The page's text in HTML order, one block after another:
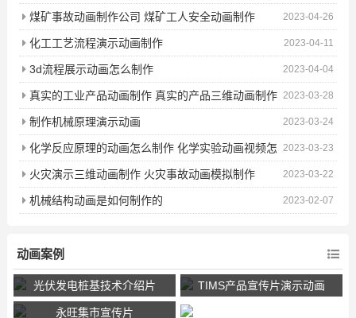
2023-04-26
煤矿事故动画制作公司 煤矿工人安全动画制作
2023-04-11
化工工艺流程演示动画制作
2023-04-04
3d流程展示动画怎么制作
2023-03-28
真实的工业产品动画制作 真实的产品三维动画制作
2023-03-24
制作机械原理演示动画
2023-03-23
化学反应原理的动画怎么制作 化学实验动画视频怎
么制作
2023-03-22
火灾演示三维动画制作 火灾事故动画模拟制作
2023-02-07
机械结构动画是如何制作的
动画案例
光伏发电桩基技术介绍片 TIMS产品宣传片演示动画
永旺集市宣传片